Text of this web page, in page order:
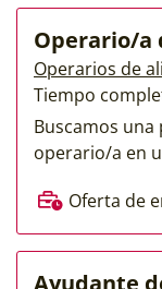
Operario/a
Operarios de
Tiempo
Buscamos
operario/a en
Oferta de
Ayudante